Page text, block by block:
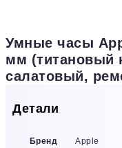
Умные часы
мм (титановый
салатовый,
Детали
Бренд Apple